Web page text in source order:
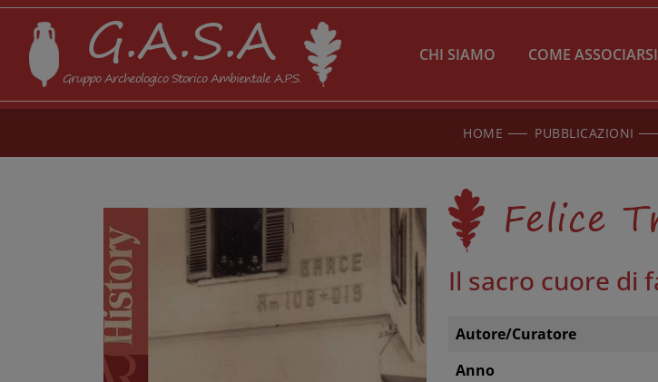
G.A.S.A
Gruppo Archeologico Storico Ambientale A.P.S.
CHI SIAMO COME ASSOCIARSI
HOME PUBBLICAZIONI
Felice
Il sacro cuore di
Autore/Curatore
Anno